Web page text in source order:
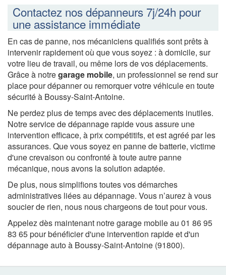
Contactez nos dépanneurs 7j/24h pour
une assistance immédiate
En cas de panne, nos mécaniciens qualifiés sont prêts à
intervenir rapidement où que vous soyez : à domicile, sur
votre lieu de travail, ou même lors de vos déplacements.
Grâce à notregarage mobile, un professionnel se rend sur
place pour dépanner ou remorquer votre véhicule en toute
sécurité à Boussy-Saint-Antoine.
Ne perdez plus de temps avec des déplacements inutiles.
Notre service de dépannage rapide vous assure une
intervention efficace, à prix compétitifs, et est agréé par les
assurances. Que vous soyez en panne de batterie, victime
d'une crevaison ou confronté à toute autre panne
mécanique, nous avons la solution adaptée.
De plus, nous simplifions toutes vos démarches
administratives liées au dépannage. Vous n’aurez à vous
soucier de rien, nous nous chargeons de tout pour vous.
Appelez dès maintenant notre garage mobile au 01 86 95
83 65 pour bénéficier d'une intervention rapide et d'un
dépannage auto à Boussy-Saint-Antoine (91800).